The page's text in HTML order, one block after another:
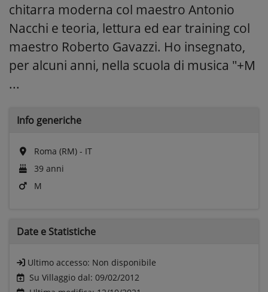
chitarra moderna col maestro Antonio
Nacchi e teoria, lettura ed ear training col
maestro Roberto Gavazzi. Ho insegnato,
per alcuni anni, nella scuola di musica "+M
...
Info generiche
Roma (RM) - IT
39 anni
M
Date e Statistiche
Ultimo accesso: Non disponibile
Su Villaggio dal: 09/02/2012